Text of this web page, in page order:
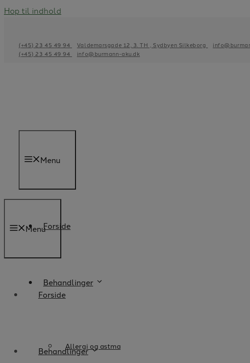
Hop til indhold
(+45) 23 45 49 94 Valdemarsgade 12, 3. TH , Sydbyen Silkeborg
(+45) 23 45 49 94
info@burmann-aku.dk
Menu
Forside
Behandlinger
Allergi og astma
Menu
Forside
Behandlinger